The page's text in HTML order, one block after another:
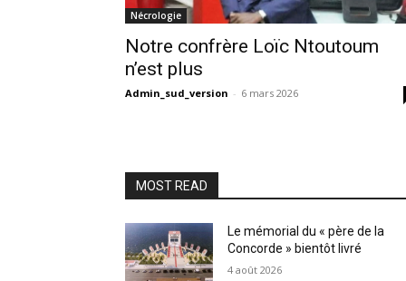
Nécrologie
Notre confrère Loïc Ntoutoum
n’est plus
Admin_sud_version - 6 mars 2026
MOST READ
Le mémorial du « père de la
Concorde » bientôt livré
4 août 2026